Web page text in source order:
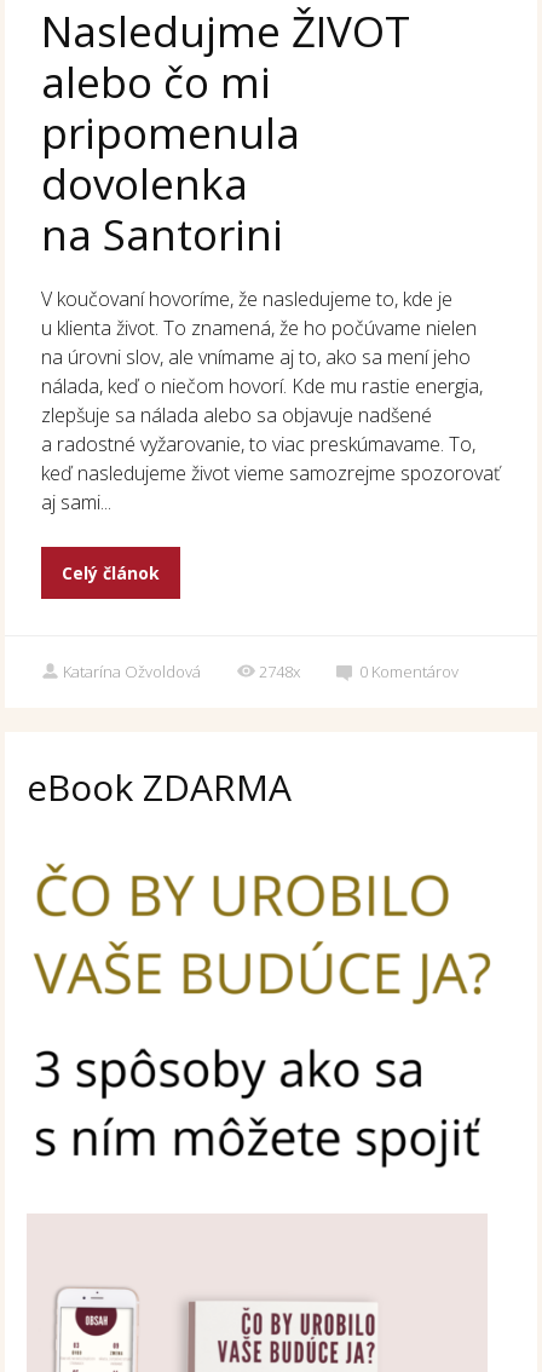
Nasledujme ŽIVOT
alebo čo mi
pripomenula
dovolenka
na Santorini
V koučovaní hovoríme, že nasledujeme to, kde je
u klienta život. To znamená, že ho počúvame nielen
na úrovni slov, ale vnímame aj to, ako sa mení jeho
nálada, keď o niečom hovorí. Kde mu rastie energia,
zlepšuje sa nálada alebo sa objavuje nadšené
a radostné vyžarovanie, to viac preskúmavame. To,
keď nasledujeme život vieme samozrejme spozorovať
aj sami...
Celý článok
Katarína Ožvoldová 2748x 0 Komentárov
eBook ZDARMA